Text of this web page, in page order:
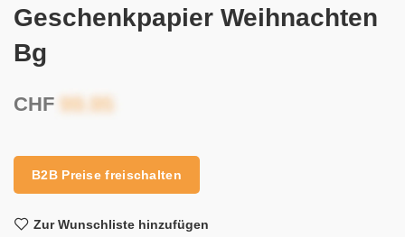
Geschenkpapier Weihnachten
Bg
CHF
B2B Preise freischalten
Zur Wunschliste hinzufügen